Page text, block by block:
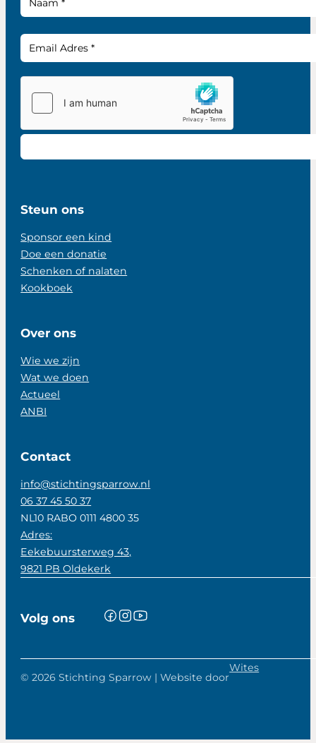
Steun ons
Sponsor een kind
Doe een donatie
Schenken of nalaten
Kookboek
Over ons
Wie we zijn
Wat we doen
Actueel
ANBI
Contact
info@stichtingsparrow.nl
06 37 45 50 37
NL10 RABO 0111 4800 35
Adres:
Eekebuursterweg 43,
9821 PB Oldekerk
Volg ons
© 2026 Stichting Sparrow | Website door
Wites